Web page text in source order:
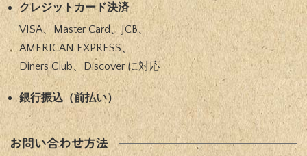
クレジットカード決済
VISA、Master Card、JCB、
AMERICAN EXPRESS、
Diners Club、Discover に対応​
銀⾏振込（前払い）​
お問い合わせ方法